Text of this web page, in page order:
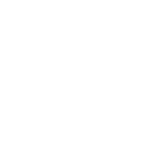
Койсуг, улица Максима Горького, 701Г